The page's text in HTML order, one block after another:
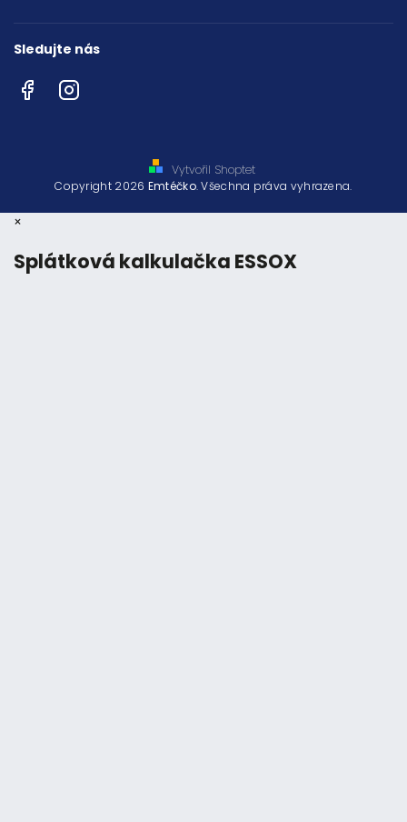
Sledujte nás
FacebookInstagram
Vytvořil Shoptet
Copyright 2026 Emtéčko. Všechna práva vyhrazena.
×
Splátková kalkulačka ESSOX